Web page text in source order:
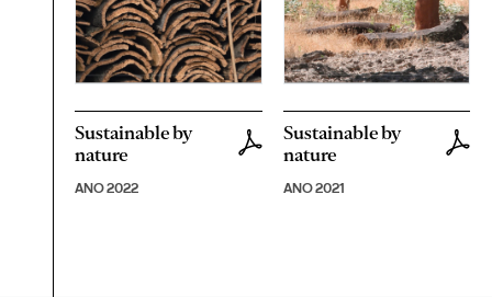
Sustainable by
nature
ANO 2022
Sustainable by
nature
ANO 2021